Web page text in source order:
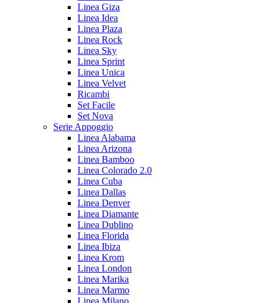
Linea Giza
Linea Idea
Linea Plaza
Linea Rock
Linea Sky
Linea Sprint
Linea Unica
Linea Velvet
Ricambi
Set Facile
Set Nova
Serie Appoggio
Linea Alabama
Linea Arizona
Linea Bamboo
Linea Colorado 2.0
Linea Cuba
Linea Dallas
Linea Denver
Linea Diamante
Linea Dublino
Linea Florida
Linea Ibiza
Linea Krom
Linea London
Linea Marika
Linea Marmo
Linea Milano